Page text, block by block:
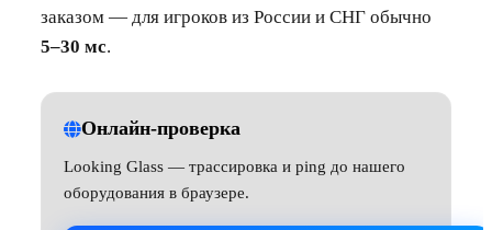
заказом — для игроков из России и СНГ обычно
5–30 мс.
Онлайн-проверка
Looking Glass — трассировка и ping до нашего
оборудования в браузере.